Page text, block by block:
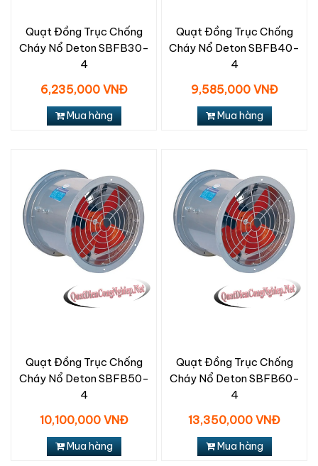
Quạt Đồng Trục Chống
Cháy Nổ Deton SBFB30-
4
6,235,000 VNĐ
Mua hàng
Quạt Đồng Trục Chống
Cháy Nổ Deton SBFB40-
4
9,585,000 VNĐ
Mua hàng
Quạt Đồng Trục Chống
Cháy Nổ Deton SBFB50-
4
10,100,000 VNĐ
Mua hàng
Quạt Đồng Trục Chống
Cháy Nổ Deton SBFB60-
4
13,350,000 VNĐ
Mua hàng